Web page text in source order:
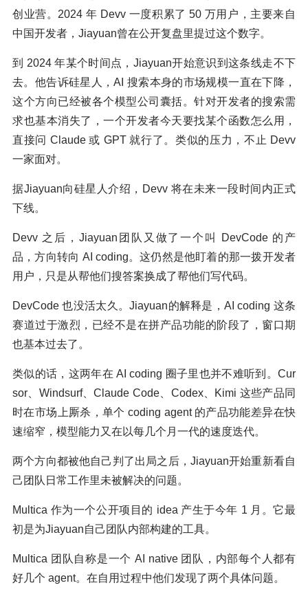
创业营。2024 年 Devv 一度积累了 50 万用户，主要来自
中国开发者，Jiayuan曾在公开复盘里提过这个数字。
到 2024 年某个时间点，Jiayuan开始意识到这条线走不下
去。他告诉硅星人，AI 搜索本身的市场规模一直在下降，
这个方向已经被各个模型公司囊括。针对开发者的搜索需
求也基本消失了，一个开发者今天要找某个函数怎么用，
直接问 Claude 或 GPT 就行了。类似的压力，不止 Devv
一家面对。
据Jiayuan向硅星人介绍，Devv 将在未来一段时间内正式
下线。
Devv 之后，Jiayuan团队又做了一个叫 DevCode 的产
品，方向转向 AI coding。这仍然是他盯着的那一拨开发者
用户，只是从帮他们搜答案换成了帮他们写代码。
DevCode 也没活太久。Jiayuan的解释是，AI coding 这条
赛道过于激烈，已经不是在拼产品功能的阶段了，窗口期
也基本过去了。
类似的话，这两年在 AI coding 圈子里也并不难听到。Cur
sor、Windsurf、Claude Code、Codex、Kimi 这些产品同
时在市场上厮杀，单个 coding agent 的产品功能差异在快
速缩窄，模型能力又在以每几个月一代的速度迭代。
两个方向都被他自己判了出局之后，Jiayuan开始重新看自
己团队日常工作里未被解决的问题。
Multica 作为一个公开项目的 idea 产生于今年 1 月。它最
初是为Jiayuan自己团队内部构建的工具。
Multica 团队自称是一个 AI native 团队，内部每个人都有
好几个 agent。在自用过程中他们发现了两个具体问题。